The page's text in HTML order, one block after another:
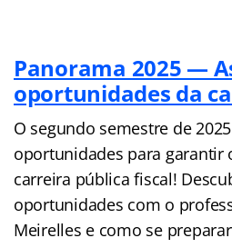
Panorama 2025 —
oportunidades da
O segundo semestre de
oportunidades para garantir
carreira pública fiscal!
oportunidades com o
Meirelles e como se